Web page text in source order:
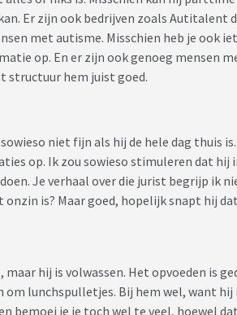
Er zijn ook bedrijven zoals Autitalent
met autisme. Misschien heb je ook
op. En er zijn ook genoeg mensen
structuur hem juist goed.
niet fijn als hij de hele dag thuis
op. Ik zou sowieso stimuleren dat hij
Je verhaal over die jurist begrijp ik
is? Maar goed, hopelijk snapt hij
hij is volwassen. Het opvoeden is
lunchspulletjes. Bij hem wel, want hij
bemoei je je toch wel te veel, hoewel